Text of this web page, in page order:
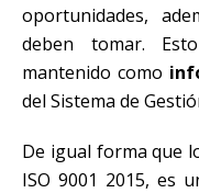
oportunidades,
deben tomar.
mantenido como
del Sistema de
De igual forma que
ISO 9001 2015, es